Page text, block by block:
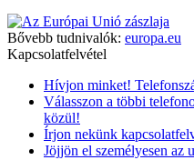
Bővebb tudnivalók: europa.eu
Kapcsolatfelvétel
Hívjon minket!
Válasszon a többi
közül!
Írjon nekünk
Jöjjön el személyesen az